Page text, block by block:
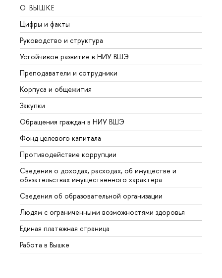
О ВЫШКЕ
Цифры и факты
Руководство и структура
Устойчивое развитие в НИУ ВШЭ
Преподаватели и сотрудники
Корпуса и общежития
Закупки
Обращения граждан в НИУ ВШЭ
Фонд целевого капитала
Противодействие коррупции
Сведения о доходах, расходах, об имуществе и
обязательствах имущественного характера
Сведения об образовательной организации
Людям с ограниченными возможностями здоровья
Единая платежная страница
Работа в Вышке